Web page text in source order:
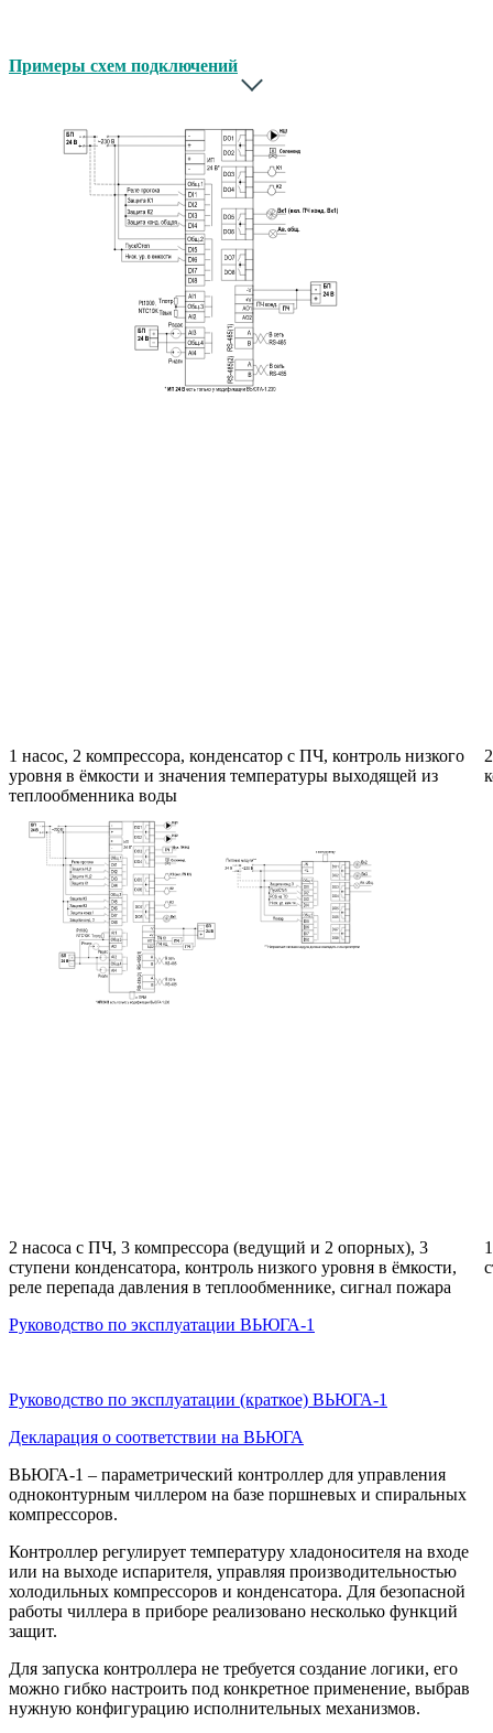
Примеры схем подключений
1 насос, 2 компрессора, конденсатор с ПЧ, контроль низкого
уровня в ёмкости и значения температуры выходящей из
теплообменника воды
2 насоса с ПЧ, 3 компрессора (ведущий и 2 опорных), 3
ступени конденсатора, контроль низкого уровня в ёмкости,
реле перепада давления в теплообменнике, сигнал пожара
Руководство по эксплуатации ВЬЮГА-1
Руководство по эксплуатации (краткое) ВЬЮГА-1
Декларация о соответствии на ВЬЮГА
ВЬЮГА-1 – параметрический контроллер для управления
одноконтурным чиллером на базе поршневых и спиральных
компрессоров.
Контроллер регулирует температуру хладоносителя на входе
или на выходе испарителя, управляя производительностью
холодильных компрессоров и конденсатора. Для безопасной
работы чиллера в приборе реализовано несколько функций
защит.
Для запуска контроллера не требуется создание логики, его
можно гибко настроить под конкретное применение, выбрав
нужную конфигурацию исполнительных механизмов.